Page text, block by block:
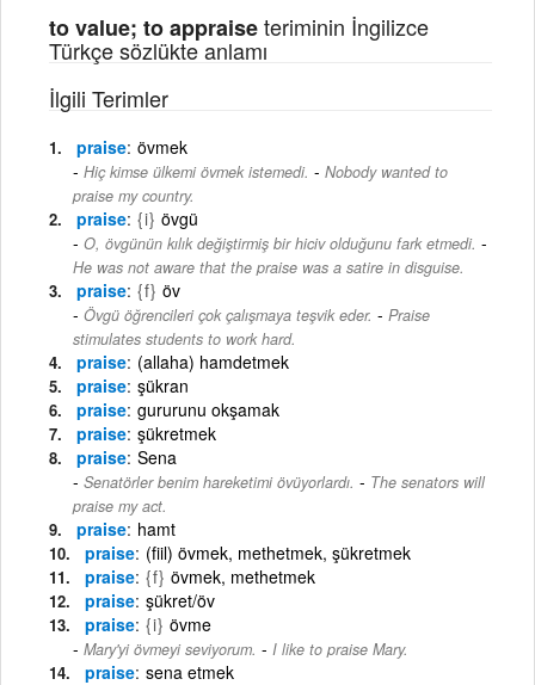
to value; to appraiseteriminin İngilizce
Türkçe sözlükte anlamı
İlgili Terimler
praise övmek
Hiç kimse ülkemi övmek istemedi. - Nobody wanted to
praise my country.
praise {i} övgü
O, övgünün kılık değiştirmiş bir hiciv olduğunu fark etmedi. -
He was not aware that the praise was a satire in disguise.
praise {f} öv
Övgü öğrencileri çok çalışmaya teşvik eder. - Praise
stimulates students to work hard.
praise (allaha) hamdetmek
praise şükran
praise gururunu okşamak
praise şükretmek
praise Sena
Senatörler benim hareketimi övüyorlardı. - The senators will
praise my act.
praise hamt
praise (fiil) övmek, methetmek, şükretmek
praise {f} övmek, methetmek
praise şükret/öv
praise {i} övme
Mary'yi övmeyi seviyorum. - I like to praise Mary.
praise sena etmek